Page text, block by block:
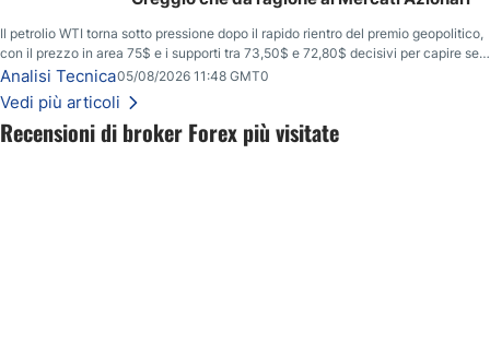
Recensioni di broker Forex più visitate
Il petrolio WTI torna sotto pressione dopo il rapido rientro del premio geopolitico,
con il prezzo in area 75$ e i supporti tra 73,50$ e 72,80$ decisivi per capire se il
ribasso potrà estendersi verso quota 70$.
Analisi Tecnica05/08/2026 11:48 GMT0
Vedi più articoli